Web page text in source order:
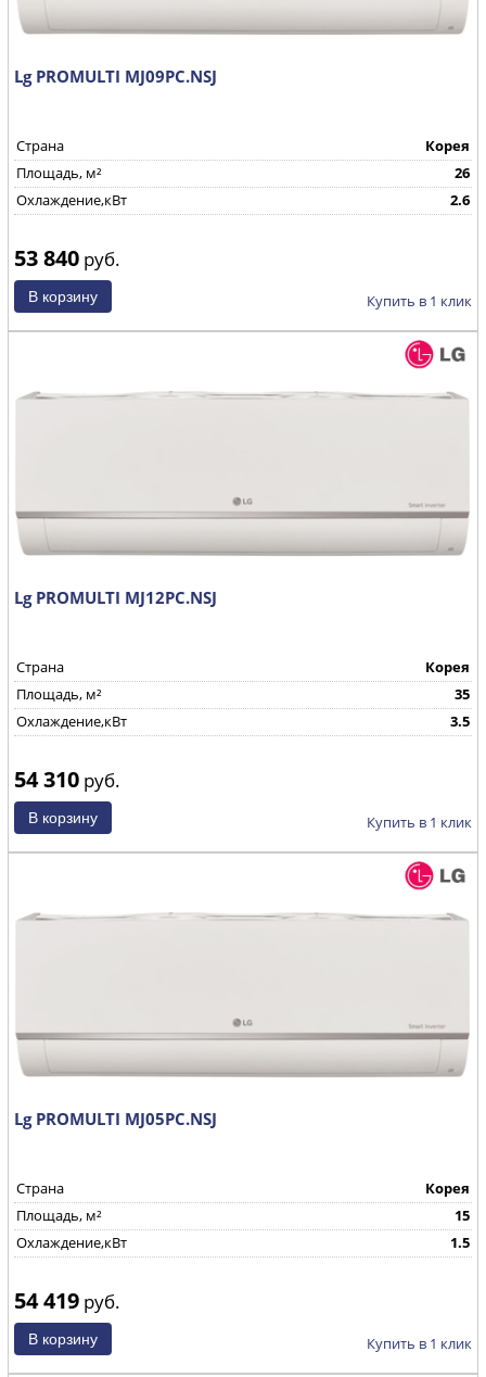
Lg PROMULTI MJ09PC.NSJ
Страна
Корея
Площадь, м²
26
Охлаждение,кВт
2.6
53 840 руб.
Купить в 1 клик
Lg PROMULTI MJ12PC.NSJ
Страна
Корея
Площадь, м²
35
Охлаждение,кВт
3.5
54 310 руб.
Купить в 1 клик
Lg PROMULTI MJ05PC.NSJ
Страна
Корея
Площадь, м²
15
Охлаждение,кВт
1.5
54 419 руб.
Купить в 1 клик